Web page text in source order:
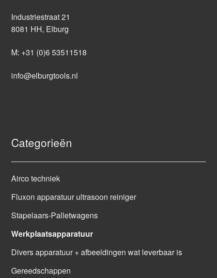
Industriestraat 21
8081 HH, Elburg
M: +31 (0)6 53511518
info@elburgtools.nl
Categorieën
Airco techniek
Fluxon apparatuur ultrasoon reiniger
Stapelaars-Palletwagens
Werkplaatsapparatuur
Divers apparatuur + afbeeldingen wat leverbaar is
Gereedschappen